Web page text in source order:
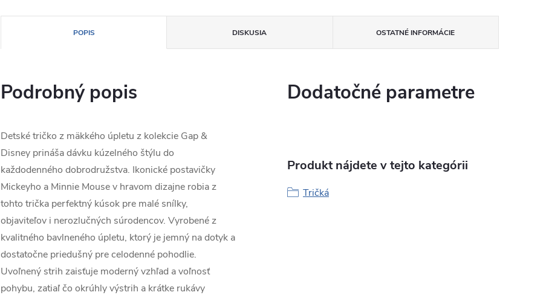
POPIS DISKUSIA OSTATNÉ INFORMÁCIE
Podrobný popis
Detské tričko z mäkkého úpletu z kolekcie Gap &
Disney prináša dávku kúzelného štýlu do
každodenného dobrodružstva. Ikonické postavičky
Mickeyho a Minnie Mouse v hravom dizajne robia z
tohto trička perfektný kúsok pre malé snílky,
objaviteľov i nerozlučných súrodencov. Vyrobené z
kvalitného bavlneného úpletu, ktorý je jemný na dotyk a
dostatočne priedušný pre celodenné pohodlie.
Uvoľnený strih zaisťuje moderný vzhľad a voľnosť
pohybu, zatiaľ čo okrúhly výstrih a krátke rukávy
Dodatočné parametre
Produkt nájdete v tejto kategórii
Tričká